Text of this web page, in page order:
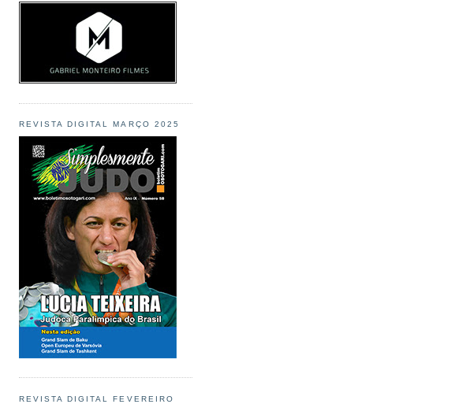
REVISTA DIGITAL MARÇO 2025
REVISTA DIGITAL FEVEREIRO